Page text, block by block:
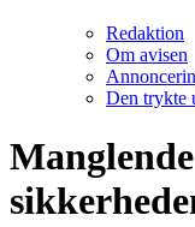
Redaktion
Om avisen
Den trykte